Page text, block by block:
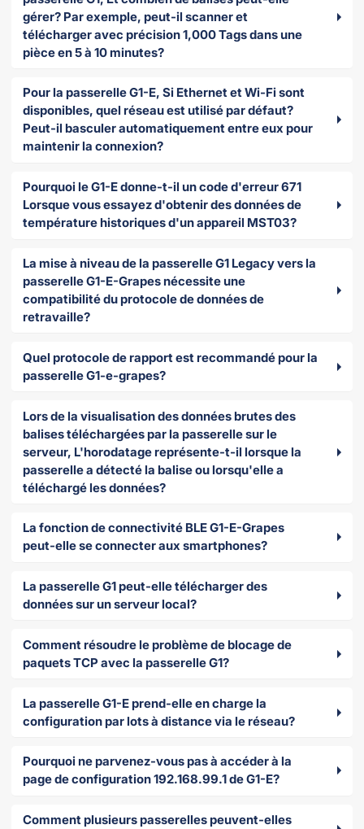
gérer? Par exemple, peut-il scanner et
télécharger avec précision 1,000 Tags dans une
pièce en 5 à 10 minutes?
Pour la passerelle G1-E, Si Ethernet et Wi-Fi sont
disponibles, quel réseau est utilisé par défaut?
Peut-il basculer automatiquement entre eux pour
maintenir la connexion?
Pourquoi le G1-E donne-t-il un code d'erreur 671
Lorsque vous essayez d'obtenir des données de
température historiques d'un appareil MST03?
La mise à niveau de la passerelle G1 Legacy vers la
passerelle G1-E-Grapes nécessite une
compatibilité du protocole de données de
retravaille?
Quel protocole de rapport est recommandé pour la
passerelle G1-e-grapes?
Lors de la visualisation des données brutes des
balises téléchargées par la passerelle sur le
serveur, L'horodatage représente-t-il lorsque la
passerelle a détecté la balise ou lorsqu'elle a
téléchargé les données?
La fonction de connectivité BLE G1-E-Grapes
peut-elle se connecter aux smartphones?
La passerelle G1 peut-elle télécharger des
données sur un serveur local?
Comment résoudre le problème de blocage de
paquets TCP avec la passerelle G1?
La passerelle G1-E prend-elle en charge la
configuration par lots à distance via le réseau?
Pourquoi ne parvenez-vous pas à accéder à la
page de configuration 192.168.99.1 de G1-E?
Comment plusieurs passerelles peuvent-elles